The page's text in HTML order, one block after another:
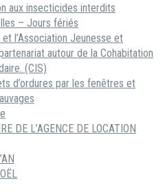
aux insecticides interdits
– Jours fériés
l’Association Jeunesse et
autour de la Cohabitation
(CIS)
d’ordures par les fenêtres et
DE L’AGENCE DE LOCATION